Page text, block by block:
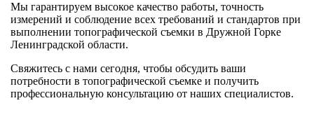
Мы гарантируем высокое качество работы, точность
измерений и соблюдение всех требований и стандартов при
выполнении топографической съемки в Дружной Горке
Ленинградской области.
Свяжитесь с нами сегодня, чтобы обсудить ваши
потребности в топографической съемке и получить
профессиональную консультацию от наших специалистов.